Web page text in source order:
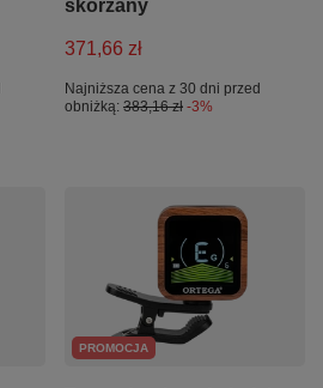
skórzany
371,66 zł
Najniższa cena z 30 dni przed
obniżką: 383,16 zł -3%
PROMOCJA